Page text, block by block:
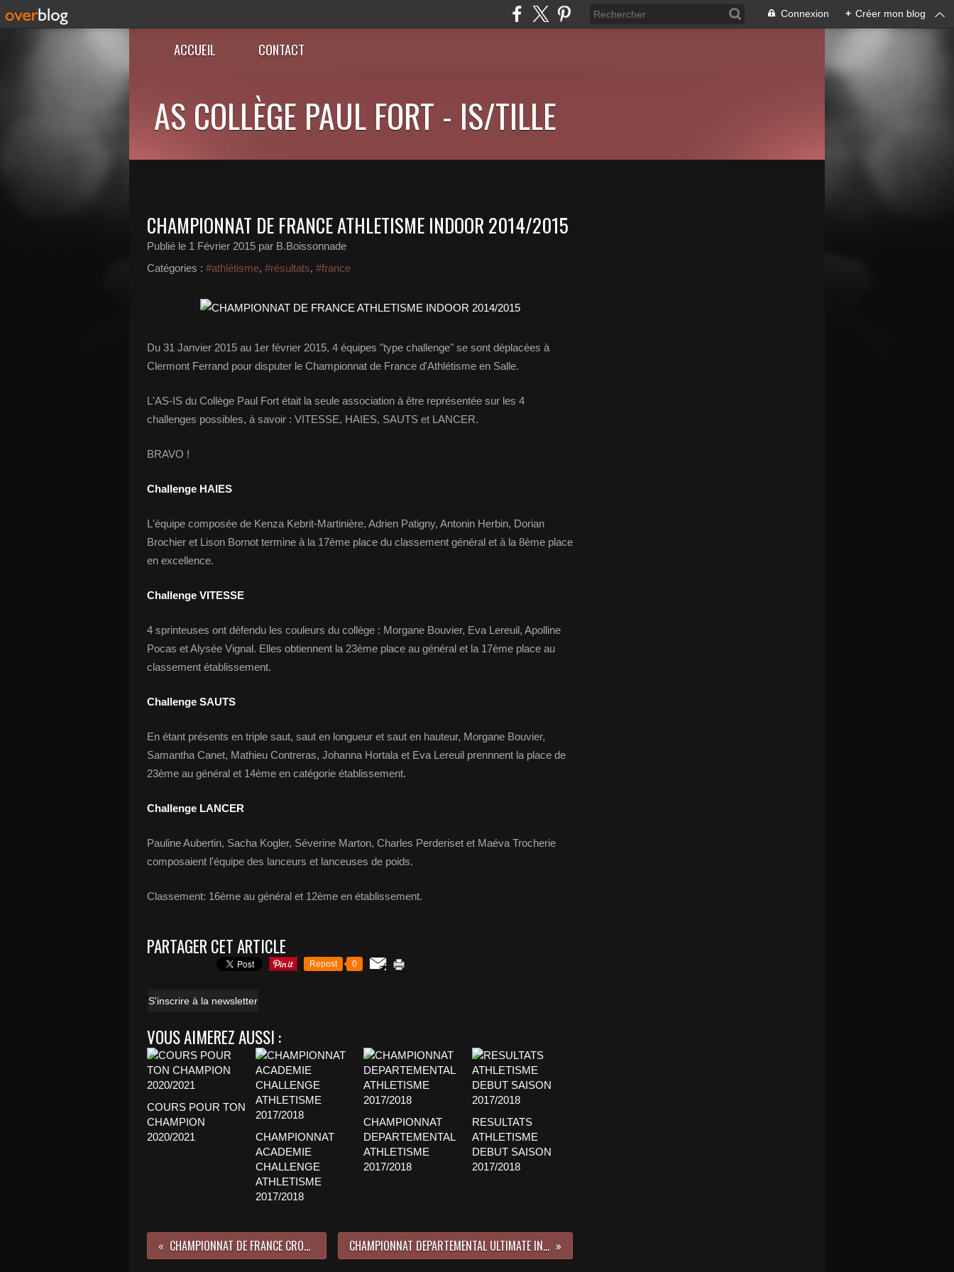
Connexion + Créer mon blog
ACCUEIL CONTACT
AS COLLÈGE PAUL FORT - IS/TILLE
CHAMPIONNAT DE FRANCE ATHLETISME INDOOR 2014/2015
Publié le 1 Février 2015 par B.Boissonnade
Catégories : #athlétisme, #résultats, #france
Du 31 Janvier 2015 au 1er février 2015, 4 équipes "type challenge" se sont déplacées à
Clermont Ferrand pour disputer le Championnat de France d'Athlétisme en Salle.
L'AS-IS du Collège Paul Fort était la seule association à être représentée sur les 4
challenges possibles, à savoir : VITESSE, HAIES, SAUTS et LANCER.
BRAVO !
Challenge HAIES
L'équipe composée de Kenza Kebrit-Martinière, Adrien Patigny, Antonin Herbin, Dorian
Brochier et Lison Bornot termine à la 17ème place du classement général et à la 8ème place
en excellence.
Challenge VITESSE
4 sprinteuses ont défendu les couleurs du collège : Morgane Bouvier, Eva Lereuil, Apolline
Pocas et Alysée Vignal. Elles obtiennent la 23ème place au général et la 17ème place au
classement établissement.
Challenge SAUTS
En étant présents en triple saut, saut en longueur et saut en hauteur, Morgane Bouvier,
Samantha Canet, Mathieu Contreras, Johanna Hortala et Eva Lereuil prennnent la place de
23ème au général et 14ème en catégorie établissement.
Challenge LANCER
Pauline Aubertin, Sacha Kogler, Séverine Marton, Charles Perderiset et Maéva Trocherie
composaient l'équipe des lanceurs et lanceuses de poids.
Classement: 16ème au général et 12ème en établissement.
PARTAGER CET ARTICLE
Repost 0
S'inscrire à la newsletter
VOUS AIMEREZ AUSSI :
COURS POUR TON
CHAMPION
2020/2021
CHAMPIONNAT
ACADEMIE
CHALLENGE
ATHLETISME
2017/2018
CHAMPIONNAT
DEPARTEMENTAL
ATHLETISME
2017/2018
RESULTATS
ATHLETISME
DEBUT SAISON
2017/2018
CHAMPIONNAT DE FRANCE CROSS 2014/2015 CHAMPIONNAT DEPARTEMENTAL ULTIMATE INDOOR 2014/2015